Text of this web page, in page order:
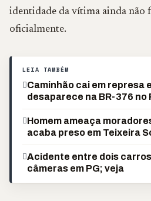
identidade da vítima ainda não
oficialmente.
LEIA TAMBÉM
Caminhão cai em represa
desaparece na BR-376 no
Homem ameaça
acaba preso em Teixeira
Acidente entre dois
câmeras em PG; veja